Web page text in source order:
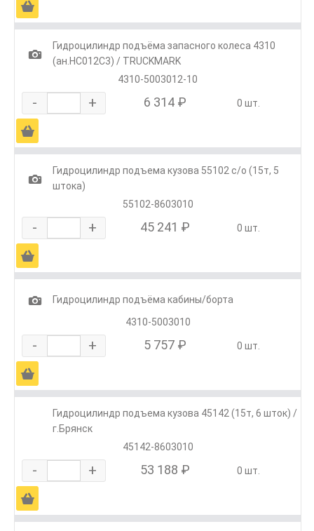
Ä
1
Гидроцилиндр подъёма запасного колеса 4310
(ан.HC012C3) / TRUCKMARK
4310-5003012-10
- + 6 314 ₽ 0 шт.
Ä
1
Гидроцилиндр подъема кузова 55102 с/о (15т, 5
штока)
55102-8603010
- + 45 241 ₽ 0 шт.
Ä
1
Гидроцилиндр подъёма кабины/борта
4310-5003010
- + 5 757 ₽ 0 шт.
Ä
Гидроцилиндр подъема кузова 45142 (15т, 6 шток) /
г.Брянск
45142-8603010
- + 53 188 ₽ 0 шт.
Ä